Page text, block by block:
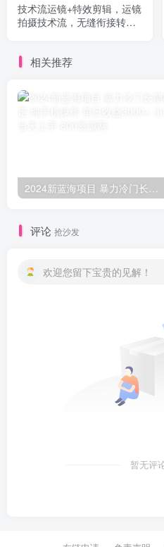
技术流运镜+特效剪辑，​运镜
拍摄技术流，无缝衔接转
相关推荐
2024新蓝海项目 暴力冷门长期稳定 纯手机操作 单日收益3000+ 小白当天上手
评论 抢沙发
欢迎您留下宝贵的见解！
暂无评